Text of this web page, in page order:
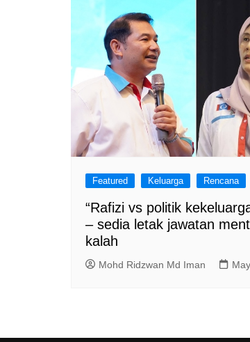
Featured Keluarga Rencana
“Rafizi vs politik
– sedia letak jawatan
kalah
Mohd Ridzwan Md Iman